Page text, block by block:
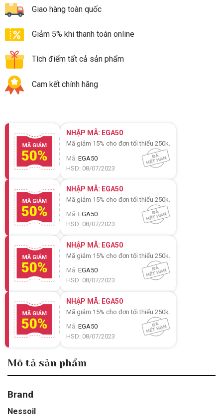
Giao hàng toàn quốc
Giảm 5% khi thanh toán online
Tích điểm tất cả sản phẩm
Cam kết chính hãng
NHẬP MÃ: EGA50
Mã giảm 15% cho đơn tối thiểu 250k.
Mã: EGA50
HSD: 08/07/2023
NHẬP MÃ: EGA50
Mã giảm 15% cho đơn tối thiểu 250k.
Mã: EGA50
HSD: 08/07/2023
NHẬP MÃ: EGA50
Mã giảm 15% cho đơn tối thiểu 250k.
Mã: EGA50
HSD: 08/07/2023
NHẬP MÃ: EGA50
Mã giảm 15% cho đơn tối thiểu 250k.
Mã: EGA50
HSD: 08/07/2023
Mô tả sản phẩm
Brand
Nessoil